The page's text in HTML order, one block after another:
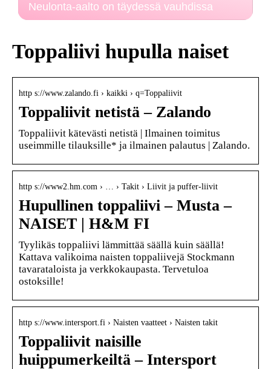
Neulonta-aalto on täydessä vauhdissa
Toppaliivi hupulla naiset
http s://www.zalando.fi › kaikki › q=Toppaliivit
Toppaliivit netistä – Zalando
Toppaliivit kätevästi netistä | Ilmainen toimitus
useimmille tilauksille* ja ilmainen palautus | Zalando.
http s://www2.hm.com › … › Takit › Liivit ja puffer-liivit
Hupullinen toppaliivi – Musta –
NAISET | H&M FI
Tyylikäs toppaliivi lämmittää säällä kuin säällä!
Kattava valikoima naisten toppaliivejä Stockmann
tavarataloista ja verkkokaupasta. Tervetuloa
ostoksille!
http s://www.intersport.fi › Naisten vaatteet › Naisten takit
Toppaliivit naisille
huippumerkeiltä – Intersport